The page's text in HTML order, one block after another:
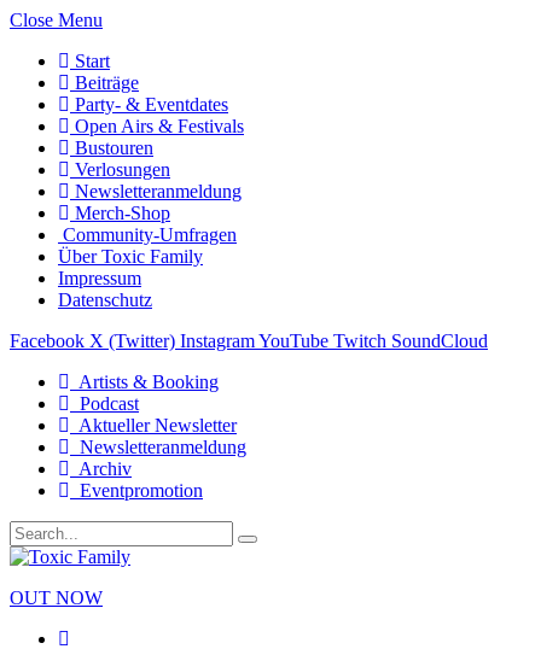
Close Menu
Start
Beiträge
Party- & Eventdates
Open Airs & Festivals
Bustouren
Verlosungen
Newsletteranmeldung
Merch-Shop
Community-Umfragen
Über Toxic Family
Impressum
Datenschutz
Facebook X (Twitter) InstagramYouTube Twitch SoundCloud
Artists & Booking
Podcast
Aktueller Newsletter
Newsletteranmeldung
Archiv
Eventpromotion
OUT NOW